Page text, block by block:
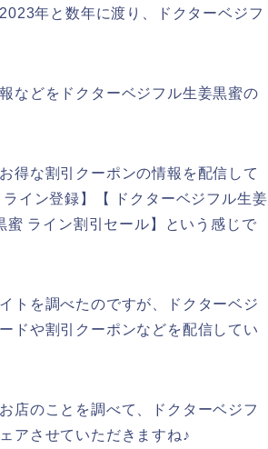
年と数年に渡り、ドクターベジフ
などをドクターベジフル生姜黒蜜の
得な割引クーポンの情報を配信して
イン登録】【 ドクターベジフル生姜
ライン割引セール】という感じで
トを調べたのですが、ドクターベジ
ドや割引クーポンなどを配信してい
店のことを調べて、ドクターベジフ
アさせていただきますね♪